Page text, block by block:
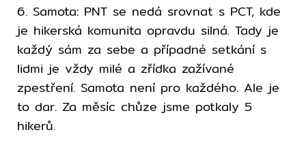
6. Samota: PNT se nedá srovnat s PCT, kde
je hikerská komunita opravdu silná. Tady je
každý sám za sebe a případné setkání s
lidmi je vždy milé a zřídka zažívané
zpestření. Samota není pro každého. Ale je
to dar. Za měsíc chůze jsme potkaly 5
hikerů.